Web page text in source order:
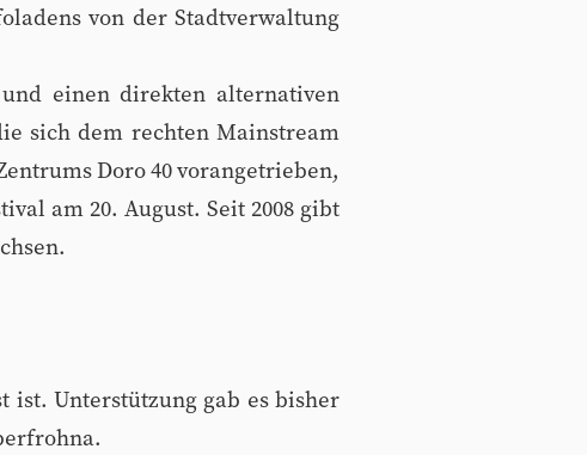
von der Stadtverwaltung
einen direkten alternativen
sich dem rechten Mainstream
Doro 40 vorangetrieben,
am 20. August. Seit 2008 gibt
ist. Unterstützung gab es bisher